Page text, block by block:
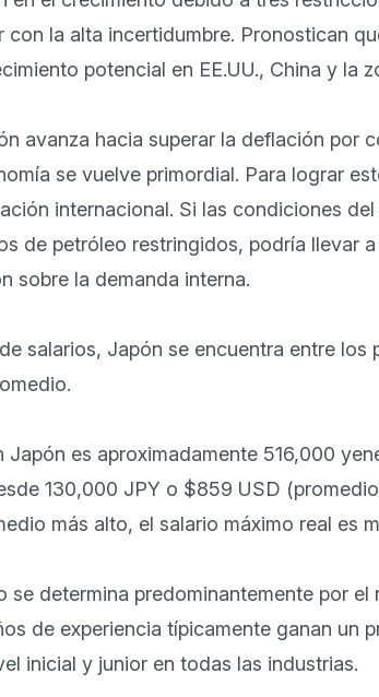
con la alta incertidumbre. Pronostican
potencial en EE.UU., China y la
avanza hacia superar la deflación por
se vuelve primordial. Para lograr
internacional. Si las condiciones
de petróleo restringidos, podría llevar
sobre la demanda interna.
salarios, Japón se encuentra entre los
Japón es aproximadamente 516,000
130,000 JPY o $859 USD
más alto, el salario máximo real es
se determina predominantemente por
de experiencia típicamente ganan un
inicial y junior en todas las industrias.